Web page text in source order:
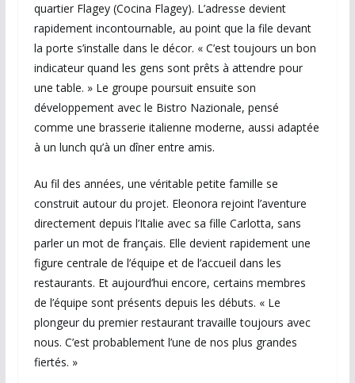
quartier Flagey (Cocina Flagey). L’adresse devient
rapidement incontournable, au point que la file devant
la porte s’installe dans le décor. « C’est toujours un bon
indicateur quand les gens sont prêts à attendre pour
une table. » Le groupe poursuit ensuite son
développement avec le Bistro Nazionale, pensé
comme une brasserie italienne moderne, aussi adaptée
à un lunch qu’à un dîner entre amis.
Au fil des années, une véritable petite famille se
construit autour du projet. Eleonora rejoint l’aventure
directement depuis l’Italie avec sa fille Carlotta, sans
parler un mot de français. Elle devient rapidement une
figure centrale de l’équipe et de l’accueil dans les
restaurants. Et aujourd’hui encore, certains membres
de l’équipe sont présents depuis les débuts. « Le
plongeur du premier restaurant travaille toujours avec
nous. C’est probablement l’une de nos plus grandes
fiertés. »